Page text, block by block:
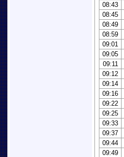
08:43
08:45
08:49
08:59
09:01
09:05
09:11
09:12
09:14
09:16
09:22
09:25
09:33
09:37
09:44
09:49